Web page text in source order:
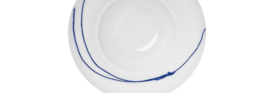
Porzellan
Leuchten